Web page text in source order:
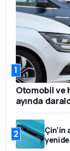
1
Otomobil ve
ayında
2
Çin'in